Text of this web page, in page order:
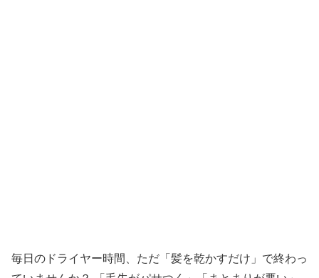
毎日のドライヤー時間、ただ「髪を乾かすだけ」で終わっ